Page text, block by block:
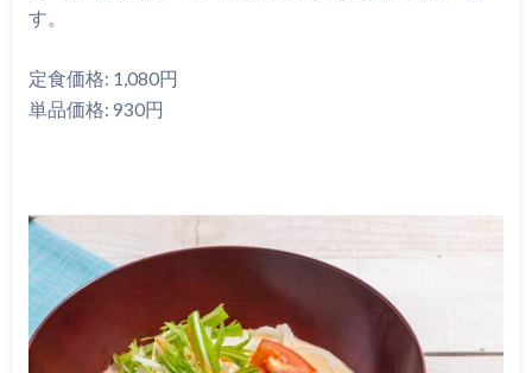
す。
定食価格: 1,080円
単品価格: 930円